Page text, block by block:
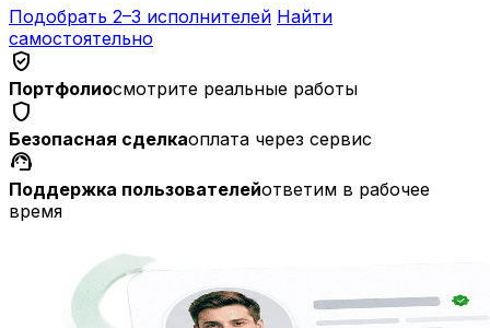
Подобрать 2–3 исполнителей Найти
самостоятельно
verified_user
Портфолиосмотрите реальные работы
shield
Безопасная сделкаоплата через сервис
support_agent
Поддержка пользователейответим в рабочее
время